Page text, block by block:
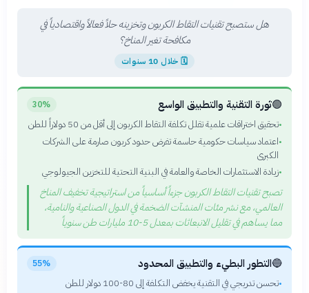
هل ستصبح تقنيات التقاط الكربون وتخزينه حلاً فعالاً واقتصادياً في
مكافحة تغير المناخ؟
🗓 خلال 10 سنوات
🟢ثورة التقنية والتطبيق الواسع 30%
•تحقيق اختراقات علمية تقلل تكلفة التقاط الكربون إلى أقل من 50 دولاراً للطن
•اعتماد سياسات حكومية حاسمة تفرض حدود كربون صارمة على الشركات
الكبرى
•زيادة الاستثمارات الخاصة والعامة في البنية التحتية للتخزين الجيولوجي
تصبح تقنيات التقاط الكربون جزءاً أساسياً من استراتيجية تخفيف المناخ
العالمي، مع نشر مئات المنشآت الضخمة في الدول الصناعية والنامية،
مما يساهم في تقليل الانبعاثات بمعدل 5-10 مليارات طن سنوياً
🔵التطور البطيء والتطبيق المحدود 55%
•تحسن تدريجي في التقنية يخفض التكلفة إلى 80-100 دولار للطن